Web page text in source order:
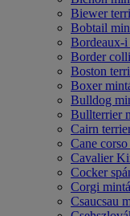
Biewer
Bobtail
Bordeaux-i
Border
Boston
Boxer
Bulldog
Bullterrier
Cairn
Cane
Cavalier
Cocker
Corgi
Csaucsau